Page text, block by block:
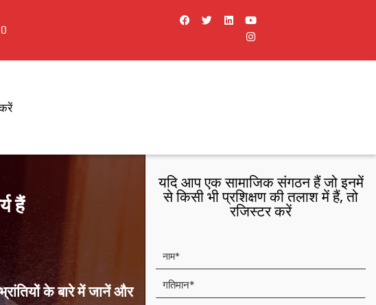
फे
स
ट्वि
ट
L
i
e
यू
ट्यू
ब
i
n
s
a
हैं
के बारे में जानें और
यदि आप एक सामाजिक संगठन हैं जो इनमें
से किसी भी प्रशिक्षण की तलाश में हैं, तो
रजिस्टर करें
ना
म
मो
बा